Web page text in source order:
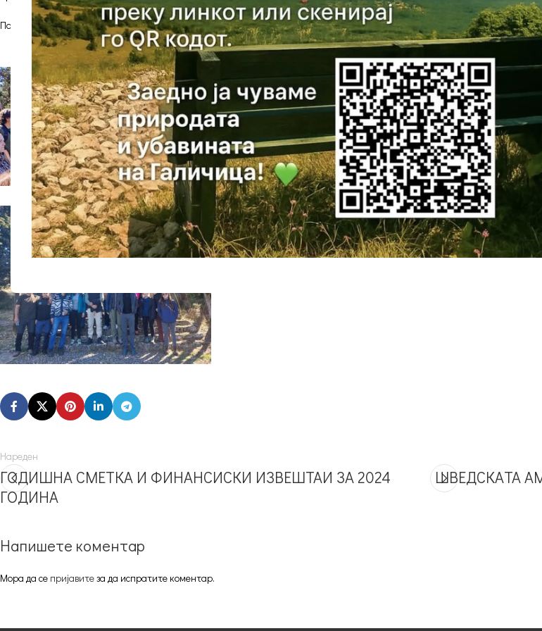
По посетата на инфо – центарот на ЈУНПГ Охрид, учесниците се упатија на теренска работа преку практично
Нареден
ГОДИШНА СМЕТКА И ФИНАНСИСКИ ИЗВЕШТАИ ЗА 2024
ГОДИНА
ШВЕДСКАТА
Напишете коментар
Мора да се пријавитеза да испратите коментар.